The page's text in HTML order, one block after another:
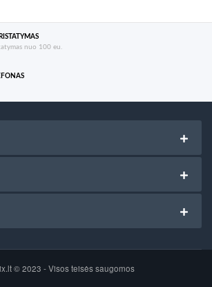
nuo 100 eu.
© 2023 - Visos teisės saugomos